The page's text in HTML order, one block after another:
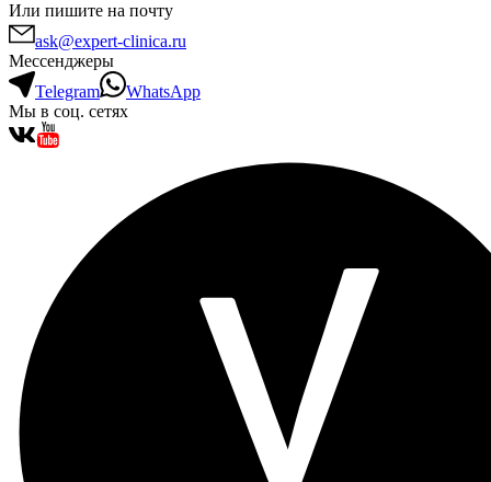
Или пишите на почту
ask@expert-clinica.ru
Мессенджеры
Telegram
WhatsApp
Мы в соц. сетях